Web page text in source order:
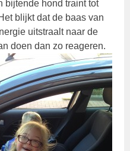
bijtende hond traint tot
blijkt dat de baas van
uitstraalt naar de
doen dan zo reageren.